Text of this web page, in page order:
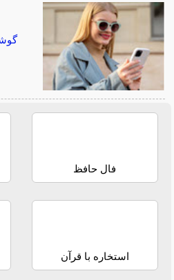
فال حافظ
استخاره با قرآن